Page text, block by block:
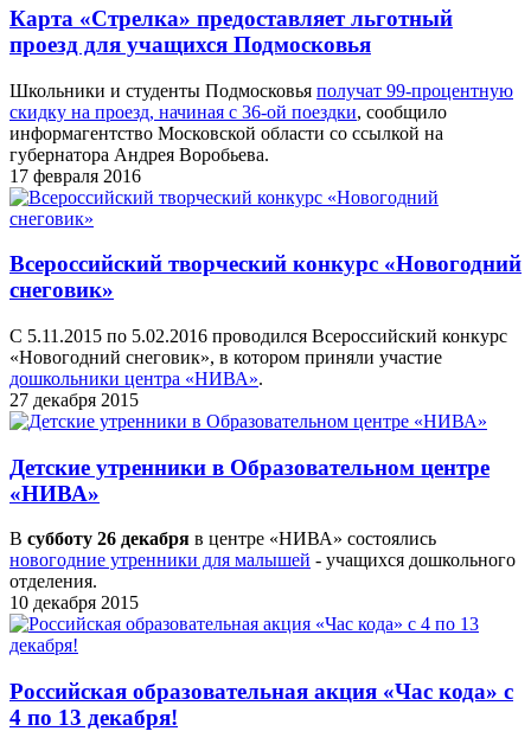
Карта «Стрелка» предоставляет льготный
проезд для учащихся Подмосковья
Школьники и студенты Подмосковья получат 99-процентную
скидку на проезд, начиная с 36-ой поездки, сообщило
информагентство Московской области со ссылкой на
губернатора Андрея Воробьева.
17 февраля 2016
Всероссийский творческий конкурс «Новогодний
снеговик»
С 5.11.2015 по 5.02.2016 проводился Всероссийский конкурс
«Новогодний снеговик», в котором приняли участие
дошкольники центра «НИВА».
27 декабря 2015
Детские утренники в Образовательном центре
«НИВА»
В субботу 26 декабря в центре «НИВА» состоялись
новогодние утренники для малышей - учащихся дошкольного
отделения.
10 декабря 2015
Российская образовательная акция «Час кода» с
4 по 13 декабря!